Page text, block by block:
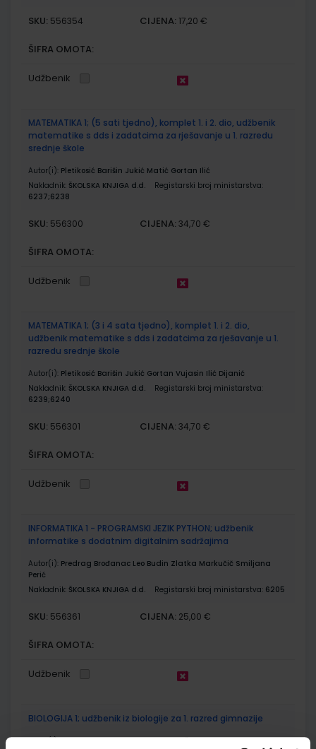
SKU: 556354 CIJENA: 17,20 €
ŠIFRA OMOTA:
Udžbenik
MATEMATIKA 1; (5 sati tjedno), komplet 1. i 2. dio, udžbenik
matematike s dds i zadatcima za rješavanje u 1. razredu
srednje škole
Autor(i): Pletikosić Barišin Jukić Matić Gortan Ilić
Nakladnik: ŠKOLSKA KNJIGA d.d.
Registarski broj ministarstva:
6237;6238
SKU: 556300 CIJENA: 34,70 €
ŠIFRA OMOTA:
Udžbenik
MATEMATIKA 1; (3 i 4 sata tjedno), komplet 1. i 2. dio,
udžbenik matematike s dds i zadatcima za rješavanje u 1.
razredu srednje škole
Autor(i): Pletikosić Barišin Jukić Gortan Vujasin Ilić Dijanić
Nakladnik: ŠKOLSKA KNJIGA d.d.
Registarski broj ministarstva:
6239;6240
SKU: 556301 CIJENA: 34,70 €
ŠIFRA OMOTA:
Udžbenik
INFORMATIKA 1 - PROGRAMSKI JEZIK PYTHON; udžbenik
informatike s dodatnim digitalnim sadržajima
Autor(i): Predrag Brođanac Leo Budin Zlatka Markučič Smiljana
Perić
Nakladnik: ŠKOLSKA KNJIGA d.d. Registarski broj ministarstva: 6205
SKU: 556361 CIJENA: 25,00 €
ŠIFRA OMOTA:
Udžbenik
BIOLOGIJA 1; udžbenik iz biologije za 1. razred gimnazije
Autor(i):Gorica Grozdanić Karlo Horvatin Željko Krstanac